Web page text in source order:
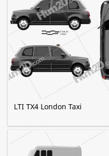
LTI TX4 London Taxi